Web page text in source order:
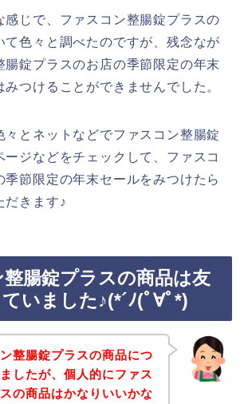
感じで、ファスコン整腸錠プラスの
て色々と調べたのですが、残念なが
腸錠プラスのお店の季節限定の年末
つけることができませんでした。
々とネットなどでファスコン整腸錠
ージなどをチェックして、ファスコ
季節限定の年末セールをみつけたら
だきます♪
腸錠プラスの商品は友
いました♪(*´ﾉ(ﾟ∀ﾟ*)
整腸錠プラスの商品につ
したが、個人的にファス
の商品はかなりいいかな